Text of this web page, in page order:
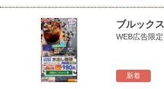
新着
ブルック
WEB広告限